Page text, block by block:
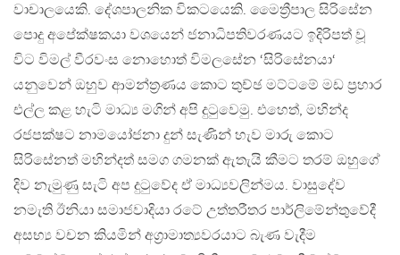
වාචාලයෙකි. දේශපාලනික විකටයෙකි. මෛත්‍රීපාල සිරිසේන
පොදු අපේක්ෂකයා වශයෙන් ජනාධිපතිවරණයට ඉදිරිපත් වූ
විට විමල් වීරවංස නොහොත් විමලසේන ‘සිරිසේනයා‘
යනුවෙන් ඔහුව ආමන්ත්‍රණය කොට තුච්ඡ මට්ටමේ මඩ ප්‍රහාර
එල්ල කළ හැටි මාධ්‍ය මගින් අපි දුටුවෙමු. එහෙත්, මහින්ද
රජපක්ෂට නාමයෝජනා දුන් සැණින් හැව මාරු කොට
සිරිසේනත් මහින්දත් සමග ගමනක් ඇතැයි කීමට තරම් ඔහුගේ
දිව නැමුණු සැටි අප දුටුවේද ඒ මාධ්‍යවලින්මය. වාසුදේව
නමැති ඊනියා සමාජවාදියා රටේ උත්තරීතර පාර්ලිමේන්තුවේදී
අසභ්‍ය වචන කියමින් අග්‍රාමාත්‍යවරයාට බැණ වැදීම